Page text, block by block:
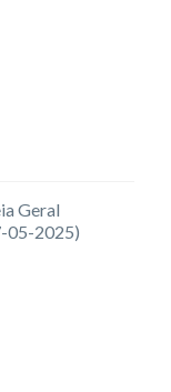
Geral
05-2025)